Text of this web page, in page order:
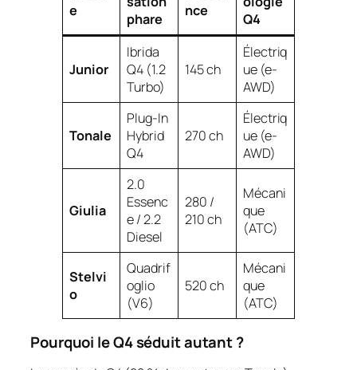
e
phare
nce
Q4
Junior
Ibrida
Q4 (1.2
Turbo)
145 ch
Électriq
ue (e-
AWD)
Tonale
Plug-In
Hybrid
Q4
270 ch
Électriq
ue (e-
AWD)
Giulia
2.0
Essenc
e / 2.2
Diesel
280 /
210 ch
Mécani
que
(ATC)
Stelvi
o
Quadrif
oglio
(V6)
520 ch
Mécani
que
(ATC)
Pourquoi le Q4 séduit autant ?